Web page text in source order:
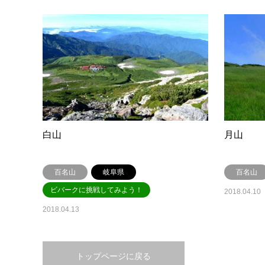
白山
百名山 岐阜県
ビバークに挑戦してみよう！
2018.04.13
月山
百名山
2018.04.10
トップページに戻る